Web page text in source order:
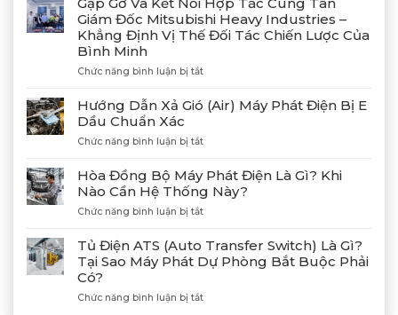
Thành
Công
4
Phát
MGS2300R
Cảng
Giám Đốc Mitsubishi Heavy Industries –
Khẳng Định Vị Thế Đối Tác Chiến Lược Của
Bình Minh
Chức năng bình luận bị tắtở
Gỡ
Và
Nối
Tác
Cùng
Tân
Giám
Mitsubishi
Heavy
Industries
Khẳng
Hướng Dẫn Xả Gió (Air) Máy Phát Điện Bị E
Dầu Chuẩn Xác
Chức năng bình luận bị tắtở
Dẫn
Xả
Gió
(Air)
Phát
Điện
Bị
Dầu
Hòa Đồng Bộ Máy Phát Điện Là Gì? Khi
Nào Cần Hệ Thống Này?
Chức năng bình luận bị tắtở
Đồng
Bộ
Máy
Điện
Tủ Điện ATS (Auto Transfer Switch) Là Gì?
Tại Sao Máy Phát Dự Phòng Bắt Buộc Phải
Có?
Chức năng bình luận bị tắtở